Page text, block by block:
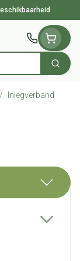
Zoek
/ Inlegverband